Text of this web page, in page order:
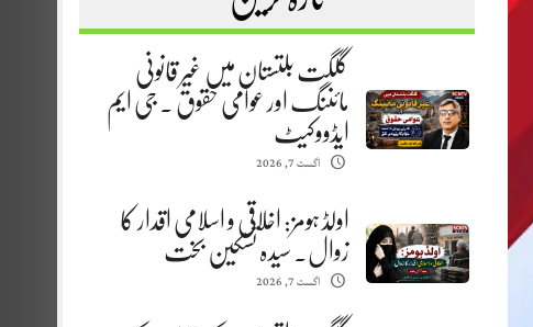
گلگت بلتستان میں غیر قانونی
مائننگ اور عوامی حقوق . جی ایم
ایڈووکیٹ
اگست 7, 2026
اولڈ ہومز: اخلاقی و اسلامی اقدار کا
زوال. سیدہ تسکین بخت
اگست 7, 2026